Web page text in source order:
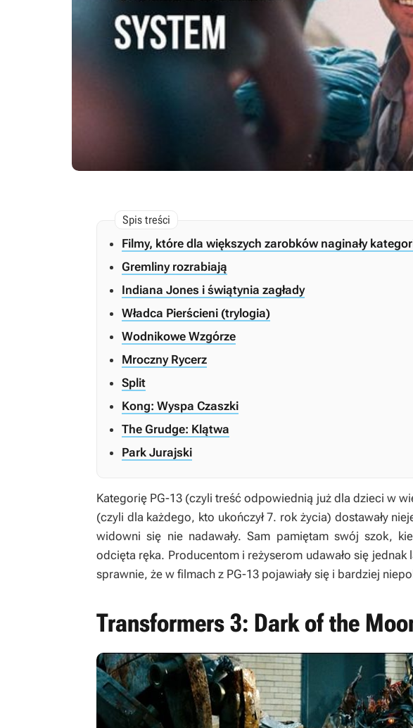
Filmy, które dla większych zarobków naginały
Gremliny rozrabiają
Indiana Jones i świątynia zagłady
Władca Pierścieni (trylogia)
Wodnikowe Wzgórze
Mroczny Rycerz
Split
Kong: Wyspa Czaszki
The Grudge: Klątwa
Park Jurajski
Kategorię PG-13 (czyli treść odpowiednią już dla dzieci w
(czyli dla każdego, kto ukończył 7. rok życia) dostawały
widowni się nie nadawały. Sam pamiętam swój szok,
odcięta ręka. Producentom i reżyserom udawało się
sprawnie, że w filmach z PG-13 pojawiały się i bardziej
Transformers 3: Dark of the